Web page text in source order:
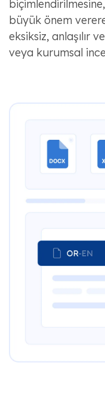
büyük önem
eksiksiz, anlaşılır
veya kurumsal